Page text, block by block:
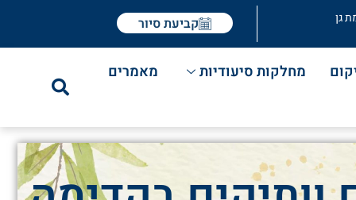
גן קביעת סיור
מחלקות סיעודיות מאמרים